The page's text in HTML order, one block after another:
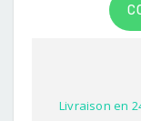
Livraison en